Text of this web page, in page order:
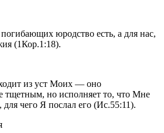
юродство есть, а для нас,
(1Кор.1:18).
из уст Моих — оно
тщетным, но исполняет то, что Мне
для чего Я послал его (Ис.55:11).